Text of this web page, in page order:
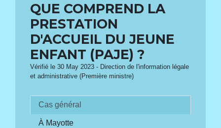
QUE COMPREND LA
PRESTATION
D'ACCUEIL DU JEUNE
ENFANT (PAJE) ?
Vérifié le 30 May 2023 - Direction de l'information légale
et administrative (Première ministre)
Cas général
À Mayotte